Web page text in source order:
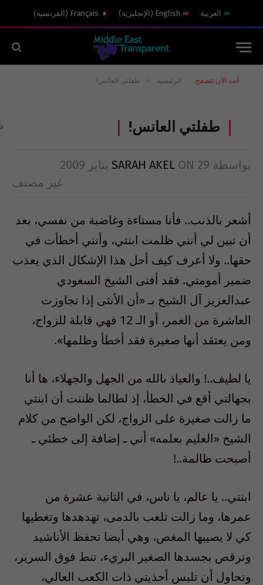
العربية English
( الإنجليزية)
Français
( الفرنسية)
أنت الآن تتصفح: الرئيسية » طفلتي العانس!
طفلتي العانس!
بواسطة SARAH AKEL ON 29 يناير 2009
غير مصنف
أشعر بالذنب.. فأنا مستاءة وغاضبة من نفسي، بعد
أن تبين لي أنني ظلمت ابنتي، وأنني أخطأت في
حقها.. ولا أعرف كيف أحل هذا الإشكال الذي يعذب
ضمير أمومتي. فقد أفتى الشيخ السعودي
عبدالعزيز آل الشيخ بـ «أن الأنثى إذا تجاوزت
العاشرة من العمر، أو الـ 12 فهي قابلة للزواج،
ومن يعتقد أنها صغيرة فقد أخطأ وظلمها».
يا لطيف..! والعياذ بالله من الجهل والجهلاء، ها أنا
بجهالتي أقع في الخطأ، إذ لطالما ظننت أن ابنتي
ما زالت صغيرة على الزواج، لكن الواضح من كلام
الشيخ «العليم بعلمه» أني ـ إضافة إلى خطئي ـ
أصبحت ظالمة..!
ابنتي.. يا عالم، يا ناس، في الثانية عشرة من
عمرها، وما زالت تلعب بالدمى، تهدهدها وتغطيها
كي لا يصيبها المغص، وهي أيضا تحفظ الأناشيد
وترقص بجسدها الصغير البريء، تنط فوق السرير،
وتحاول أن تلبس أحذيتي ذات الكعب العالي،